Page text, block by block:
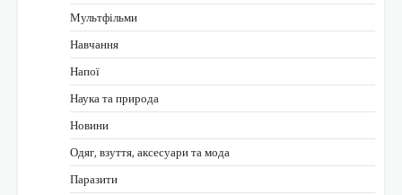
Мультфільми
Навчання
Напої
Наука та природа
Новини
Одяг, взуття, аксесуари та мода
Паразити